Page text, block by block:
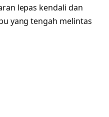
lepas kendali dan
yang tengah melintas